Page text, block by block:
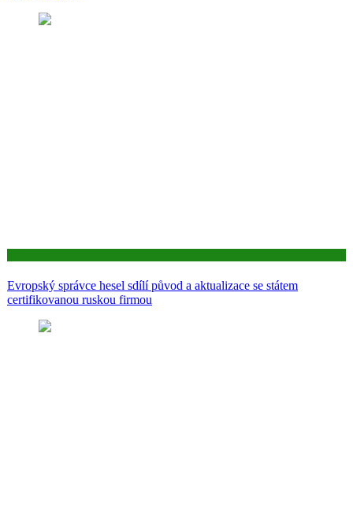
Evropský správce hesel sdílí původ a aktualizace se státem
certifikovanou ruskou firmou